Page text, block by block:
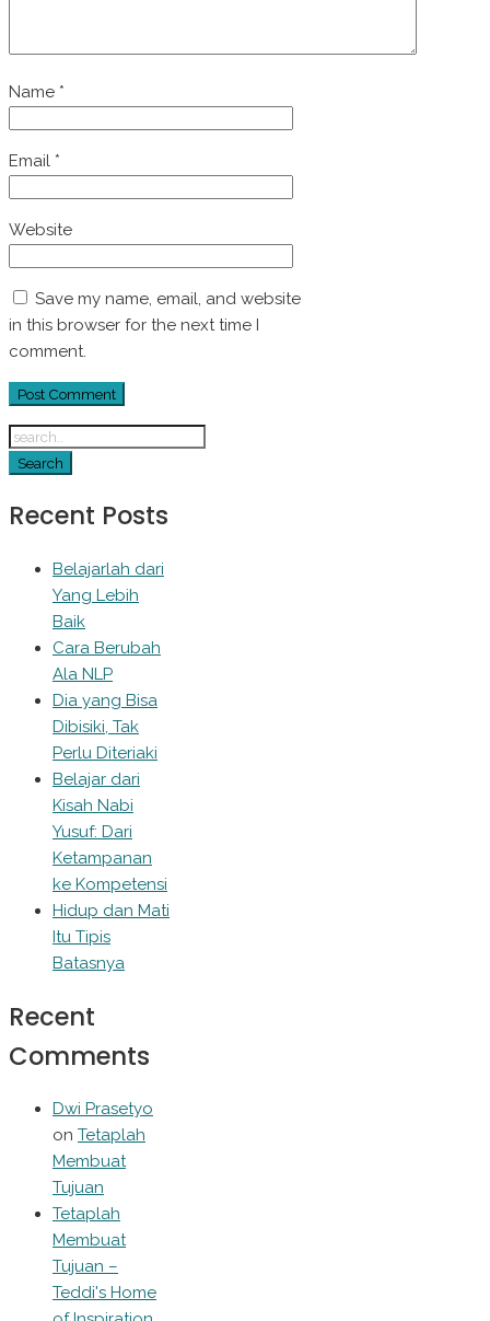
Name *
Email *
Website
Save my name, email, and website
in this browser for the next time I
comment.
Recent Posts
Belajarlah dari
Yang Lebih
Baik
Cara Berubah
Ala NLP
Dia yang Bisa
Dibisiki, Tak
Perlu Diteriaki
Belajar dari
Kisah Nabi
Yusuf: Dari
Ketampanan
ke Kompetensi
Hidup dan Mati
Itu Tipis
Batasnya
Recent
Comments
Dwi Prasetyo
on Tetaplah
Membuat
Tujuan
Tetaplah
Membuat
Tujuan –
Teddi's Home